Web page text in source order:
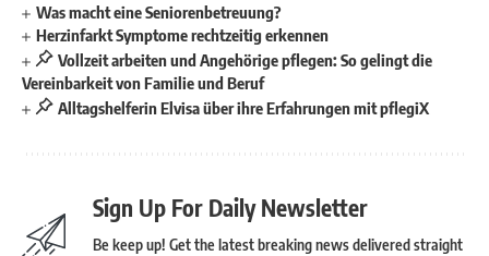
Was macht eine Seniorenbetreuung?
Herzinfarkt Symptome rechtzeitig erkennen
Vollzeit arbeiten und Angehörige pflegen: So gelingt die
Vereinbarkeit von Familie und Beruf
Alltagshelferin Elvisa über ihre Erfahrungen mit pflegiX
Sign Up For Daily Newsletter
Be keep up! Get the latest breaking news delivered straight